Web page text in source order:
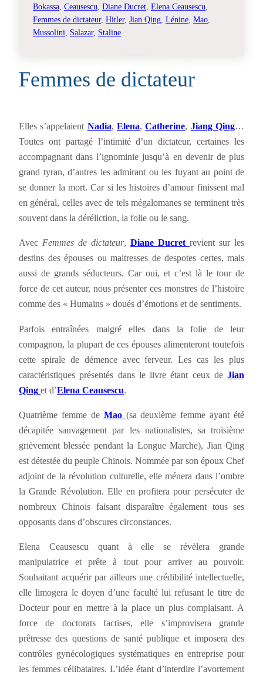
Bokassa Ceausescu Diane Ducret Elena Ceausescu
Femmes de dictateur, Hitler, Jian Qing Lénine Mao
Mussolini
Salazar, Staline
Femmes de dictateur
Elles s’appelaient Nadia,Elena,Catherine, Jiang Qing…
Toutes ont partagé l’intimité d’un dictateur, certaines les
accompagnant dans l’ignominie jusqu’à en devenir de plus
grand tyran, d’autres les admirant ou les fuyant au point de
se donner la mort. Car si les histoires d’amour finissent mal
en général, celles avec de tels mégalomanes se terminent très
souvent dans la déréliction, la folie ou le sang.
Avec Femmes de dictateur, Diane Ducret revient sur les
destins des épouses ou maitresses de despotes certes, mais
aussi de grands séducteurs. Car oui, et c’est là le tour de
force de cet auteur, nous présenter ces monstres de l’histoire
comme des « Humains » doués d’émotions et de sentiments.
Parfois entraînées malgré elles dans la folie de leur
compagnon, la plupart de ces épouses alimenteront toutefois
cette spirale de démence avec ferveur. Les cas les plus
caractéristiques présentés dans le livre étant ceux de Jian
Qing et d’Elena Ceausescu.
Quatrième femme de Mao (sa deuxième femme ayant été
décapitée sauvagement par les nationalistes, sa troisième
grièvement blessée pendant la Longue Marche), Jian Qing
est détestée du peuple Chinois. Nommée par son époux Chef
adjoint de la révolution culturelle, elle ménera dans l’ombre
la Grande Révolution. Elle en profitera pour persécuter de
nombreux Chinois faisant disparaître également tous ses
opposants dans d’obscures circonstances.
Elena Ceausescu quant à elle se révèlera grande
manipulatrice et prête à tout pour arriver au pouvoir.
Souhaitant acquérir par ailleurs une crédibilité intellectuelle,
elle limogera le doyen d’une faculté lui refusant le titre de
Docteur pour en mettre à la place un plus complaisant. A
force de doctorats factises, elle s’improvisera grande
prêtresse des questions de santé publique et imposera des
contrôles gynécologiques systématiques en entreprise pour
les femmes célibataires. L’idée étant d’interdire l’avortement